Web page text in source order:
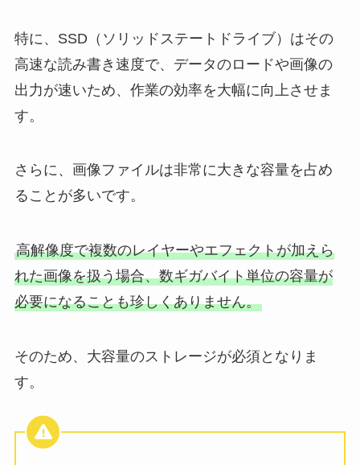
特に、SSD（ソリッドステートドライブ）はその
高速な読み書き速度で、データのロードや画像の
出力が速いため、作業の効率を大幅に向上させま
す。
さらに、画像ファイルは非常に大きな容量を占め
ることが多いです。
高解像度で複数のレイヤーやエフェクトが加えら
れた画像を扱う場合、数ギガバイト単位の容量が
必要になることも珍しくありません。
そのため、大容量のストレージが必須となりま
す。